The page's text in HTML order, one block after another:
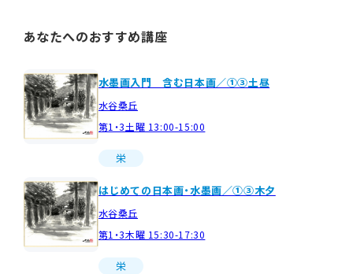
あなたへのおすすめ講座
水墨画入門 含む日本画／①③土昼
水谷桑丘
第1・3土曜 13:00-15:00
栄
はじめての日本画・水墨画／①③木夕
水谷桑丘
第1・3木曜 15:30-17:30
栄